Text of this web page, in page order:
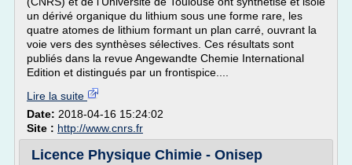
un dérivé organique du lithium sous une forme rare, les
quatre atomes de lithium formant un plan carré, ouvrant la
voie vers des synthèses sélectives. Ces résultats sont
publiés dans la revue Angewandte Chemie International
Edition et distingués par un frontispice....
Lire la suite
Date: 2018-04-16 15:24:02
Site : http://www.cnrs.fr
Licence Physique Chimie - Onisep